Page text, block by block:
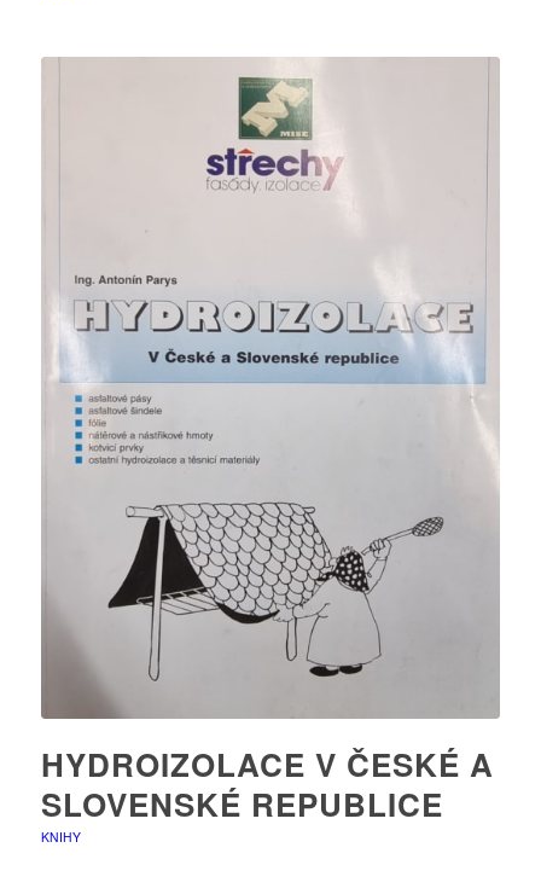
HYDROIZOLACE V ČESKÉ A
SLOVENSKÉ REPUBLICE
KNIHY